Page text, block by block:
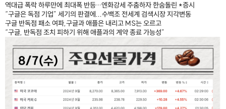
역대급 폭락 하루만에 최대폭 반등…엔화강세 주춤하자 한숨돌린 *증시
“구글은 독점 기업” 세기의 판결에...수백조 전세계 검색시장 지각변동
구글 반독점 패소 여파,구글과 애플은 내리고 MS는 오르고
“구글, 반독점 조치 피하기 위해 애플과의 계약 종료 가능성”